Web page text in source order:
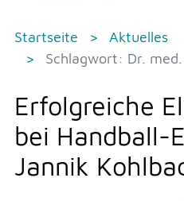
Startseite
Aktuelles
Schlagwort: Dr.
Erfolgreiche
bei Handball-
Jannik